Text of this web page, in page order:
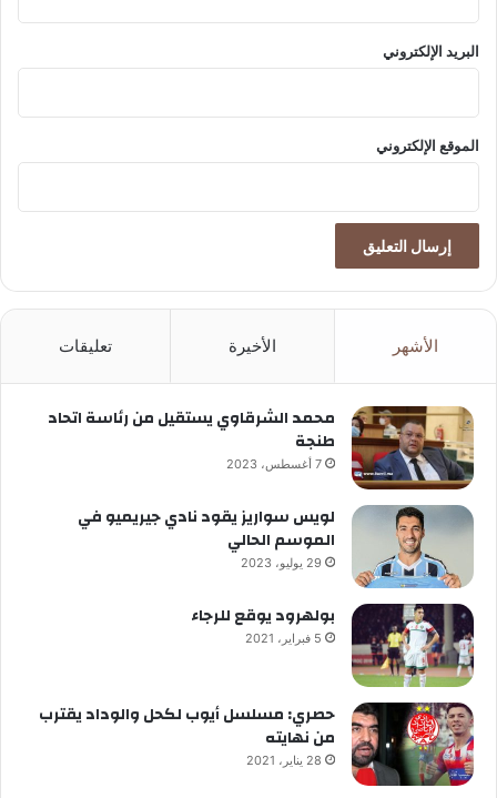
البريد الإلكتروني
الموقع الإلكتروني
الأشهر الأخيرة تعليقات
محمد الشرقاوي يستقيل من رئاسة اتحاد
طنجة
7 أغسطس، 2023
لويس سواريز يقود نادي جيريميو في
الموسم الحالي
29 يوليو، 2023
بولهرود يوقع للرجاء
5 فبراير، 2021
حصري: مسلسل أيوب لكحل والوداد يقترب
من نهايته
28 يناير، 2021